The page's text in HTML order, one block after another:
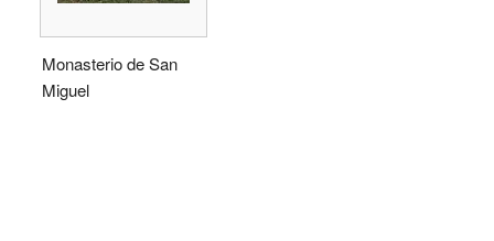
Monasterio de San
Miguel